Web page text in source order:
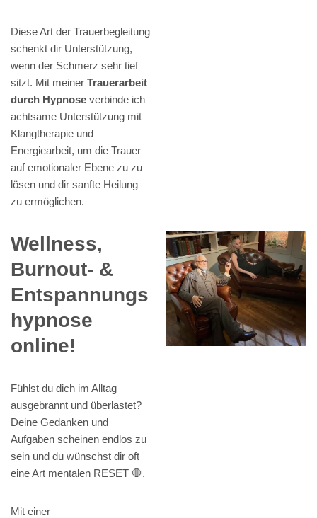
Diese Art der Trauerbegleitung
schenkt dir Unterstützung,
wenn der Schmerz sehr tief
sitzt. Mit meiner Trauerarbeit
durch Hypnose verbinde ich
achtsame Unterstützung mit
Klangtherapie und
Energiearbeit, um die Trauer
auf emotionaler Ebene zu zu
lösen und dir sanfte Heilung
zu ermöglichen.
Wellness,
Burnout- &
Entspannungs
hypnose
online!
Fühlst du dich im Alltag
ausgebrannt und überlastet?
Deine Gedanken und
Aufgaben scheinen endlos zu
sein und du wünschst dir oft
eine Art mentalen RESET 🛑.
Mit einer